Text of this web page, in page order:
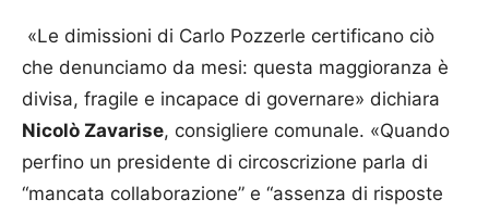
«Le dimissioni di Carlo Pozzerle certificano ciò
che denunciamo da mesi: questa maggioranza è
divisa, fragile e incapace di governare» dichiara
Nicolò Zavarise, consigliere comunale. «Quando
perfino un presidente di circoscrizione parla di
“mancata collaborazione” e “assenza di risposte